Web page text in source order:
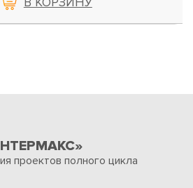
проектов полного цикла